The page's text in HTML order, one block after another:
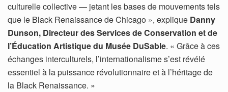
culturelle collective — jetant les bases de mouvements tels
que le Black Renaissance de Chicago », explique Danny
Dunson, Directeur des Services de Conservation et de
l’Éducation Artistique du Musée DuSable. « Grâce à ces
échanges interculturels, l’internationalisme s’est révélé
essentiel à la puissance révolutionnaire et à l’héritage de
la Black Renaissance. »